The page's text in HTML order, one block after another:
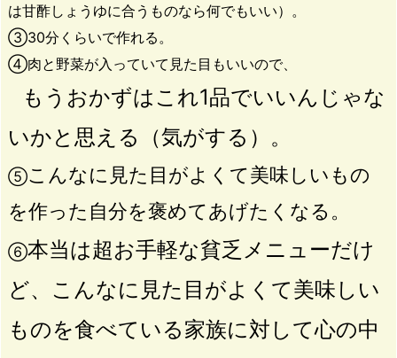
は甘酢しょうゆに合うものなら何でもいい）。
③30分くらいで作れる。
④肉と野菜が入っていて見た目もいいので、
もうおかずはこれ1品でいいんじゃな
いかと思える（気がする）。
⑤こんなに見た目がよくて美味しいもの
を作った自分を褒めてあげたくなる。
⑥本当は超お手軽な貧乏メニューだけ
ど、こんなに見た目がよくて美味しい
ものを食べている家族に対して心の中